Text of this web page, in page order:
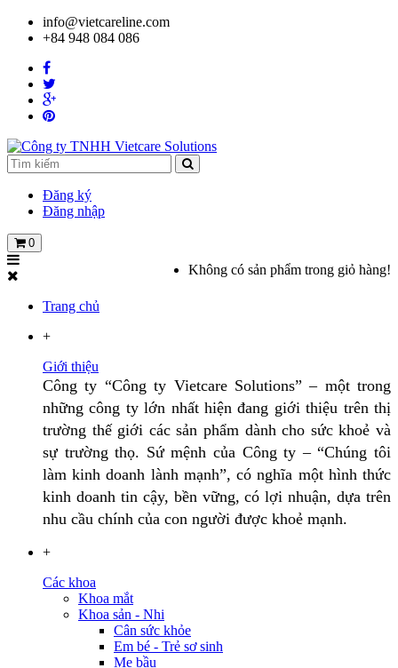
info@vietcareline.com
+84 948 084 086
Đăng ký
Đăng nhập
0
Không có sản phẩm trong giỏ hàng!
Trang chủ
+
Giới thiệu
Công ty “Công ty Vietcare Solutions” – một trong
những công ty lớn nhất hiện đang giới thiệu trên thị
trường thế giới các sản phẩm dành cho sức khoẻ và
sự trường thọ. Sứ mệnh của Công ty – “Chúng tôi
làm kinh doanh lành mạnh”, có nghĩa một hình thức
kinh doanh tin cậy, bền vững, có lợi nhuận, dựa trên
nhu cầu chính của con người được khoẻ mạnh.
+
Các khoa
Khoa mắt
Khoa sản - Nhi
Cân sức khỏe
Em bé - Trẻ sơ sinh
Mẹ bầu